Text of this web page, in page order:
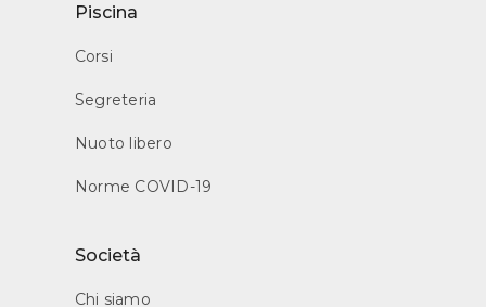
Piscina
Corsi
Segreteria
Nuoto libero
Norme COVID-19
Società
Chi siamo